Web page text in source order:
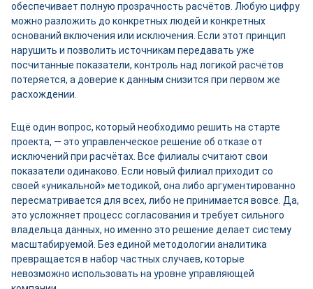
обеспечивает полную прозрачность расчётов. Любую цифру
можно разложить до конкретных людей и конкретных
оснований включения или исключения. Если этот принцип
нарушить и позволить источникам передавать уже
посчитанные показатели, контроль над логикой расчётов
потеряется, а доверие к данным снизится при первом же
расхождении.
Ещё один вопрос, который необходимо решить на старте
проекта, — это управленческое решение об отказе от
исключений при расчётах. Все филиалы считают свои
показатели одинаково. Если новый филиал приходит со
своей «уникальной» методикой, она либо аргументированно
пересматривается для всех, либо не принимается вовсе. Да,
это усложняет процесс согласования и требует сильного
владельца данных, но именно это решение делает систему
масштабируемой. Без единой методологии аналитика
превращается в набор частных случаев, которые
невозможно использовать на уровне управляющей